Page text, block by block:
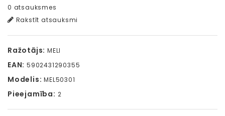
0 atsauksmes
Rakstīt atsauksmi
Ražotājs: MELI
EAN: 5902431290355
Modelis: MEL50301
Pieejamība: 2